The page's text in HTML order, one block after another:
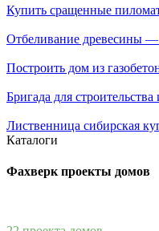
Купить сращенные
Отбеливание древесины —
Построить дом из
Бригада для строительства
Лиственница сибирская
Каталоги
Фахверк проекты домов